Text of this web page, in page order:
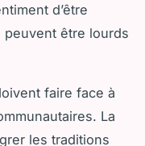
d’être
être lourds
faire face à
La
les traditions